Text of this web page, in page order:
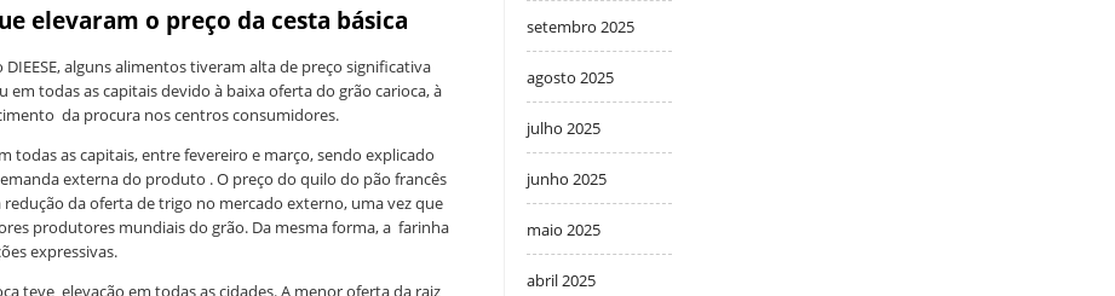
elevaram o preço da cesta básica
alguns alimentos tiveram alta de preço significativa
todas as capitais devido à baixa oferta do grão carioca, à
da procura nos centros consumidores.
todas as capitais, entre fevereiro e março, sendo explicado
externa do produto . O preço do quilo do pão francês
da oferta de trigo no mercado externo, uma vez que
produtores mundiais do grão. Da mesma forma, a farinha
expressivas.
teve elevação em todas as cidades. A menor oferta da raiz
setembro 2025
agosto 2025
julho 2025
junho 2025
maio 2025
abril 2025